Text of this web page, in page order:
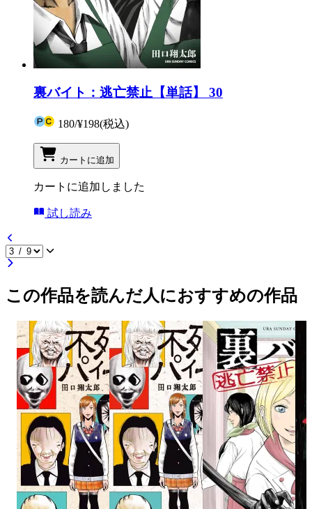
裏バイト：逃亡禁止【単話】 30
180/¥198(税込)
カートに追加
カートに追加しました
試し読み
この作品を読んだ人におすすめの作品